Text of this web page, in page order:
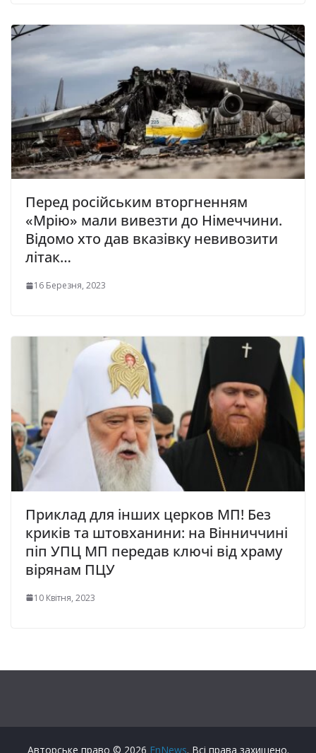
Перед російським вторгненням
«Мрію» мали вивезти до Німеччини.
Відомо хто дав вказівку невивозити
літак…
16 Березня, 2023
Приклад для інших церков МП! Без
криків та штовханини: на Вінниччині
піп УПЦ МП передав ключі від храму
вірянам ПЦУ
10 Квітня, 2023
Авторське право © 2026 FnNews. Всі права захищено.